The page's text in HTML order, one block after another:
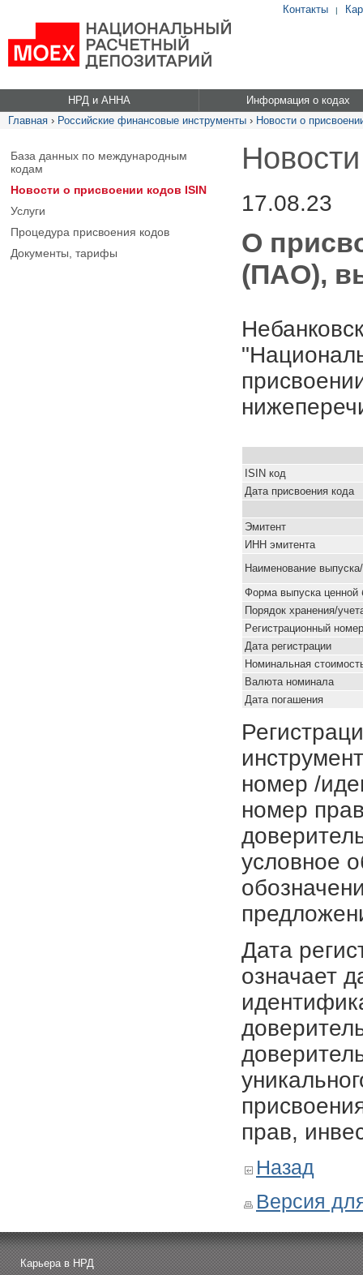
Контакты |
НРД и АННА
Информация о кодах
Главная › Российские финансовые инструменты › Новости о
База данных по международным
кодам
Новости о присвоении кодов ISIN
Услуги
Процедура присвоения кодов
Документы, тарифы
17.08.23
О
(ПАО),
ISIN код
Дата присвоения кода
Эмитент
ИНН эмитента
Наименование
Форма выпуска ценной
Порядок хранения/
Pегистрационный номер
Дата регистрации
Номинальная
Валюта номинала
Дата погашения
номер /
номер
условное
Дата
означает
прав,
Назад
Версия
Карьера в НРД